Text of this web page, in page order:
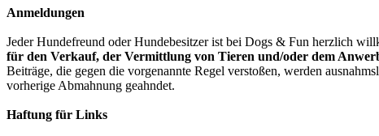
Anmeldungen
Jeder Hundefreund oder Hundebesitzer ist bei Dogs & Fun herzlich
für den Verkauf, der Vermittlung von Tieren und/oder dem
Beiträge, die gegen die vorgenannte Regel verstoßen, werden
vorherige Abmahnung geahndet.
Haftung für Links